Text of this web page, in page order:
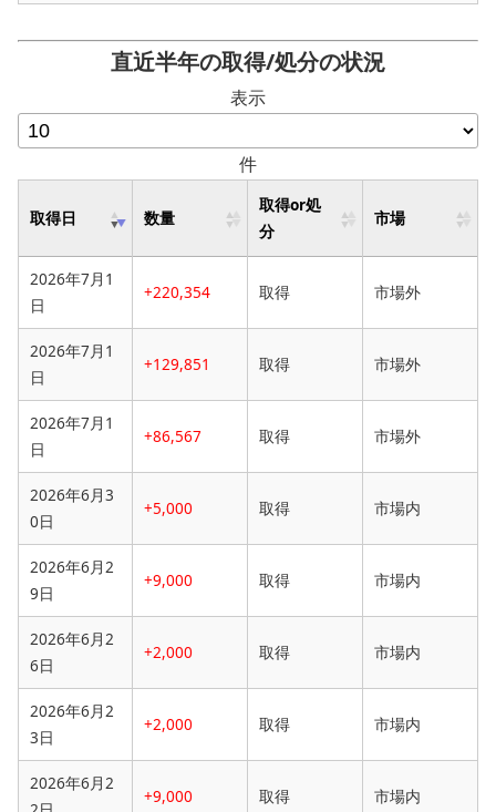
直近半年の取得/処分の状況
表示
件
取得日 数量
取得or処
分
市場
2026年7月1
日
+220,354 取得 市場外
2026年7月1
日
+129,851 取得 市場外
2026年7月1
日
+86,567 取得 市場外
2026年6月3
0日
+5,000 取得 市場内
2026年6月2
9日
+9,000 取得 市場内
2026年6月2
6日
+2,000 取得 市場内
2026年6月2
3日
+2,000 取得 市場内
2026年6月2
+9,000 取得 市場内